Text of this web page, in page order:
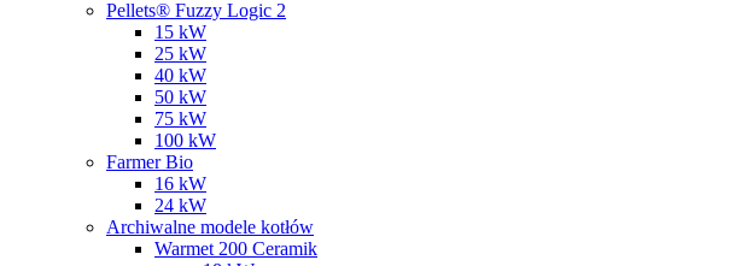
Pellets® Fuzzy Logic 2
15 kW
25 kW
40 kW
50 kW
75 kW
100 kW
Farmer Bio
16 kW
24 kW
Archiwalne modele kotłów
Warmet 200 Ceramik